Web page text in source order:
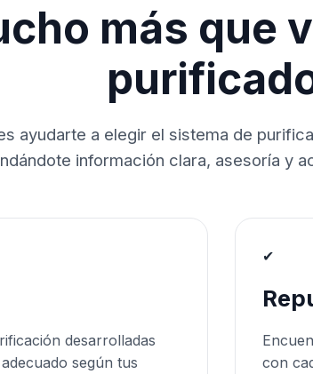
más que
ayudarte a elegir el sistema de
información clara, asesoría y
desarrolladas
según tus
✔
con